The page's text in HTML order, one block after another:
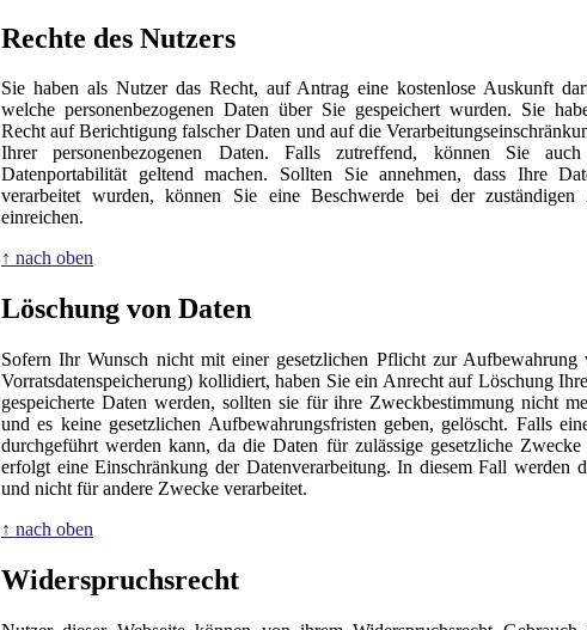
Rechte des Nutzers
Sie haben als Nutzer das Recht, auf Antrag eine kostenlose Auskunft
welche personenbezogenen Daten über Sie gespeichert wurden. Sie
Recht auf Berichtigung falscher Daten und auf die
Ihrer personenbezogenen Daten. Falls zutreffend, können Sie
Datenportabilität geltend machen. Sollten Sie annehmen, dass Ihre
verarbeitet wurden, können Sie eine Beschwerde bei der zuständigen
einreichen.
↑ nach oben
Löschung von Daten
Sofern Ihr Wunsch nicht mit einer gesetzlichen Pflicht zur
Vorratsdatenspeicherung) kollidiert, haben Sie ein Anrecht auf Löschung
gespeicherte Daten werden, sollten sie für ihre Zweckbestimmung nicht
und es keine gesetzlichen Aufbewahrungsfristen geben, gelöscht. Falls
durchgeführt werden kann, da die Daten für zulässige gesetzliche
erfolgt eine Einschränkung der Datenverarbeitung. In diesem Fall werden
und nicht für andere Zwecke verarbeitet.
↑ nach oben
Widerspruchsrecht